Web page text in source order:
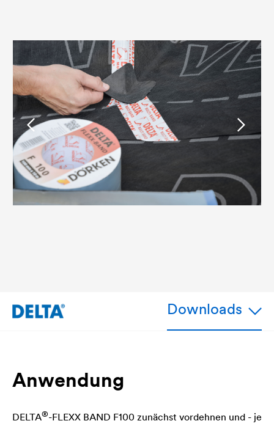
Downloads
Anwendung
DELTA®-FLEXX BAND F100 zunächst vordehnen und - je